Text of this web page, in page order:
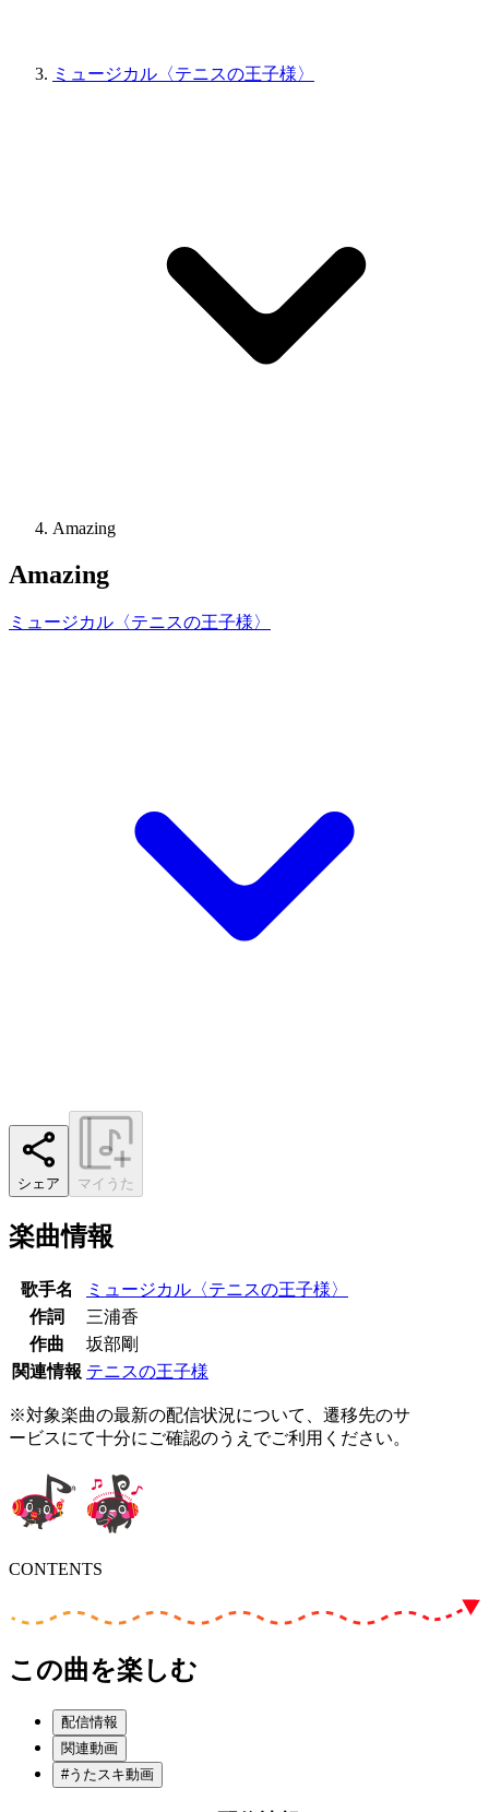
ミュージカル〈テニスの王子様〉
Amazing
Amazing
ミュージカル〈テニスの王子様〉
シェア マイうた
楽曲情報
歌手名
ミュージカル〈テニスの王子様〉
作詞
三浦香
作曲
坂部剛
関連情報 テニスの王子様
※対象楽曲の最新の配信状況について、遷移先のサ
ービスにて十分にご確認のうえでご利用ください。
CONTENTS
この曲を楽しむ
配信情報
関連動画
#うたスキ動画